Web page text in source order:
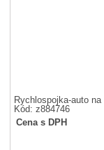
Rychlospojka-auto
Kód: z884746
Cena s DPH